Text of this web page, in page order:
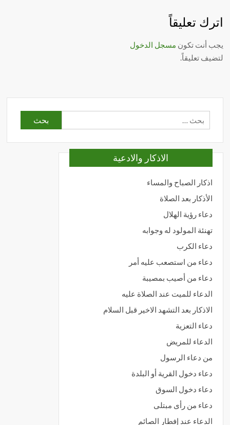
اترك تعليقاً
يجب أنت تكون مسجل الدخول
لتضيف تعليقاً.
عن:
الاذكار والادعية
اذكار الصباح والمساء
الأذكار بعد الصلاة
دعاء رؤية الهلال
تهنئة المولود له وجوابه
دعاء الكرب
دعاء من استصعب عليه أمر
دعاء من أصيب بمصيبة
الدعاء للميت عند الصلاة عليه
الاذكار بعد التشهد الاخير قبل السلام
دعاء التعزية
الدعاء للمريض
من دعاء الرسول
دعاء دخول القرية أو البلدة
دعاء دخول السوق
دعاء من رأى مبتلى
الدعاء عند إفطار الصائم